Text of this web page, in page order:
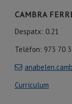
CAMBRA
Despatx: 0.21
Telèfon: 973 70
Currículum